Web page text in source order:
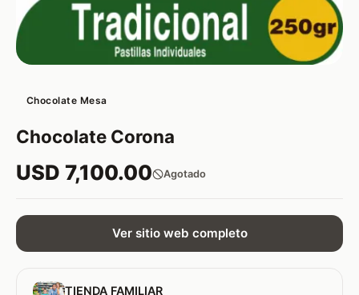
Chocolate Mesa
Chocolate Corona
USD 7,100.00 Agotado
Ver sitio web completo
TIENDA FAMILIAR